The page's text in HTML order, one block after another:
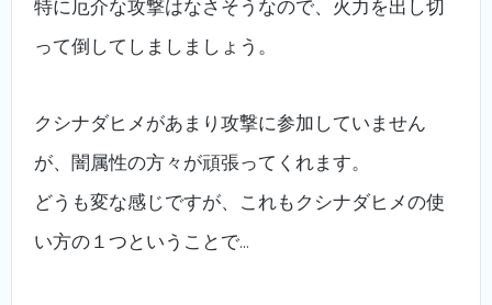
特に厄介な攻撃はなさそうなので、火力を出し切
って倒してしましましょう。
クシナダヒメがあまり攻撃に参加していません
が、闇属性の方々が頑張ってくれます。
どうも変な感じですが、これもクシナダヒメの使
い方の１つということで…